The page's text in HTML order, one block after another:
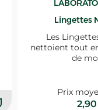
Lingettes
Les
nettoient tout
de
Prix